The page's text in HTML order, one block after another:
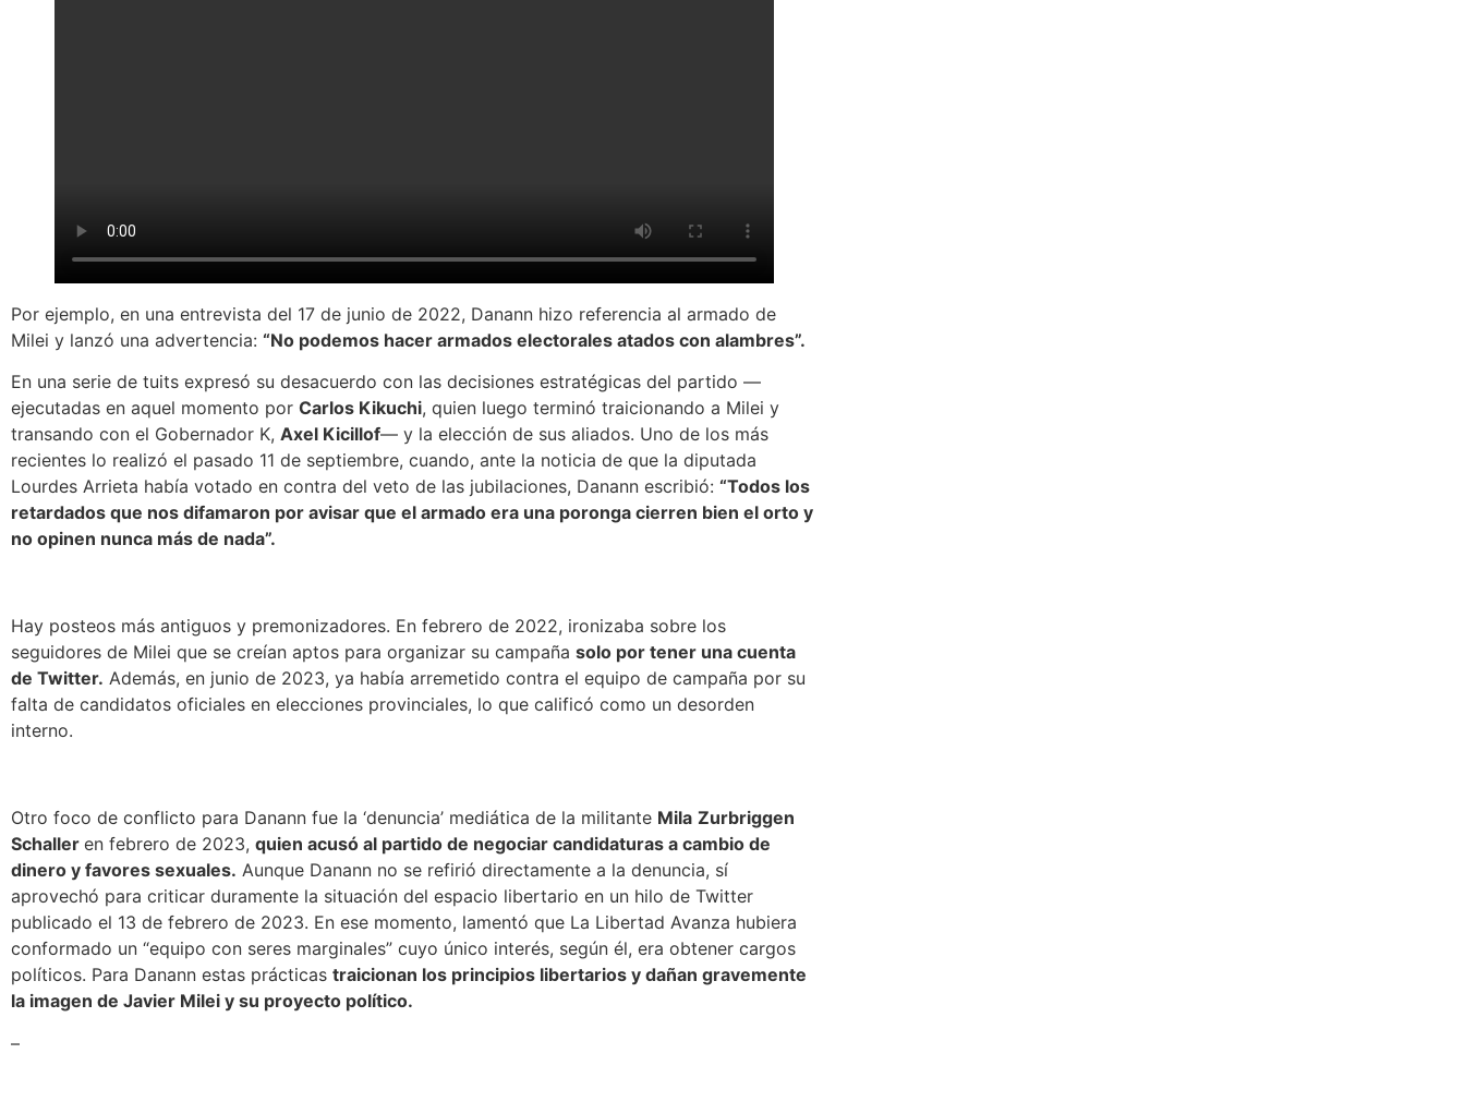
Por ejemplo, en una entrevista del 17 de junio de 2022, Danann hizo referencia al armado de
Milei y lanzó una advertencia: “No podemos hacer armados electorales atados con alambres”.
En una serie de tuits expresó su desacuerdo con las decisiones estratégicas del partido —
ejecutadas en aquel momento por Carlos Kikuchi, quien luego terminó traicionando a Milei y
transando con el Gobernador K, Axel Kicillof— y la elección de sus aliados. Uno de los más
recientes lo realizó el pasado 11 de septiembre, cuando, ante la noticia de que la diputada
Lourdes Arrieta había votado en contra del veto de las jubilaciones, Danann escribió: “Todos los
retardados que nos difamaron por avisar que el armado era una poronga cierren bien el orto y
no opinen nunca más de nada”.
Hay posteos más antiguos y premonizadores. En febrero de 2022, ironizaba sobre los
seguidores de Milei que se creían aptos para organizar su campaña solo por tener una cuenta
de Twitter. Además, en junio de 2023, ya había arremetido contra el equipo de campaña por su
falta de candidatos oficiales en elecciones provinciales, lo que calificó como un desorden
interno.
Otro foco de conflicto para Danann fue la ‘denuncia’ mediática de la militante Mila Zurbriggen
Schaller en febrero de 2023, quien acusó al partido de negociar candidaturas a cambio de
dinero y favores sexuales. Aunque Danann no se refirió directamente a la denuncia, sí
aprovechó para criticar duramente la situación del espacio libertario en un hilo de Twitter
publicado el 13 de febrero de 2023. En ese momento, lamentó que La Libertad Avanza hubiera
conformado un “equipo con seres marginales” cuyo único interés, según él, era obtener cargos
políticos. Para Danann estas prácticas traicionan los principios libertarios y dañan gravemente
la imagen de Javier Milei y su proyecto político.
–